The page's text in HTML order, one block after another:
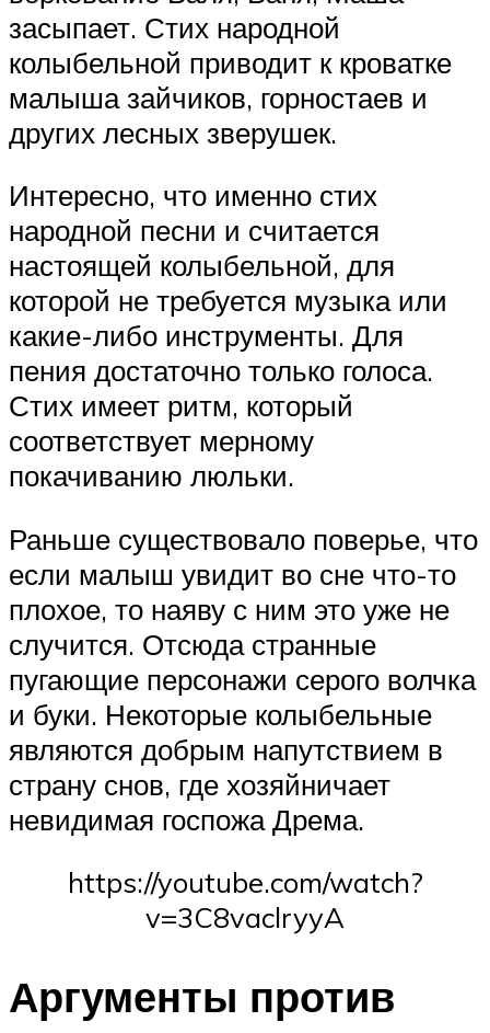
засыпает. Стих народной
колыбельной приводит к кроватке
малыша зайчиков, горностаев и
других лесных зверушек.
Интересно, что именно стих
народной песни и считается
настоящей колыбельной, для
которой не требуется музыка или
какие-либо инструменты. Для
пения достаточно только голоса.
Стих имеет ритм, который
соответствует мерному
покачиванию люльки.
Раньше существовало поверье, что
если малыш увидит во сне что-то
плохое, то наяву с ним это уже не
случится. Отсюда странные
пугающие персонажи серого волчка
и буки. Некоторые колыбельные
являются добрым напутствием в
страну снов, где хозяйничает
невидимая госпожа Дрема.
https://youtube.com/watch?
v=3C8vaclryyA
Аргументы против